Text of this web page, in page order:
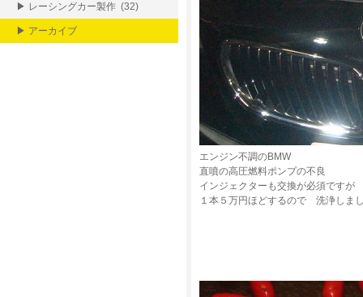
エンジン不調のBMW
直噴の高圧燃料ポンプの不良
インジェクターも交換が必須ですが
１本５万円ほどするので 洗浄しま
▶ レーシングカー製作 (32)
▶ アーカイブ